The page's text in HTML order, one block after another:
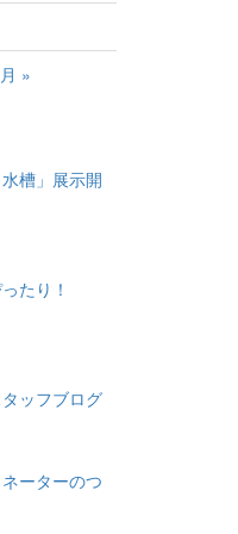
»
槽」展示開
たり！
ッフブログ
ーターのつ